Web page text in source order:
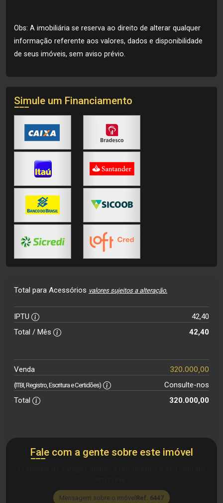
Obs: A imobiliária se reserva ao direito de alterar qualquer
informação referente aos valores, dados e disponibilidade
de seus imóveis, sem aviso prévio.
Simule um Financiamento
Total para Acessórios valores sujeitos a alteração.
IPTU
42,40
Total / Mês
42,40
Venda 320.000,00
(ITBI, Registro, Escritura e Certidões)
Consulte-nos
Total
320.000,00
Fale com a gente sobre este imóvel
Mensagem sobre o imóvelRef. 6447